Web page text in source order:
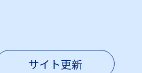
サイト更新